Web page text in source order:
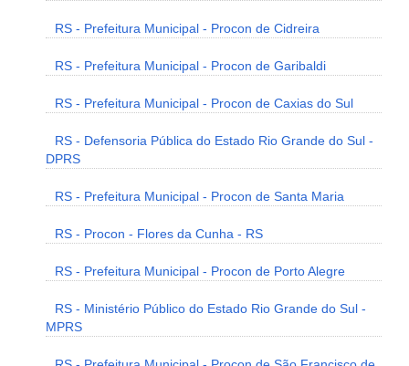
RS - Prefeitura Municipal - Procon de Cidreira
RS - Prefeitura Municipal - Procon de Garibaldi
RS - Prefeitura Municipal - Procon de Caxias do Sul
RS - Defensoria Pública do Estado Rio Grande do Sul -
DPRS
RS - Prefeitura Municipal - Procon de Santa Maria
RS - Procon - Flores da Cunha - RS
RS - Prefeitura Municipal - Procon de Porto Alegre
RS - Ministério Público do Estado Rio Grande do Sul -
MPRS